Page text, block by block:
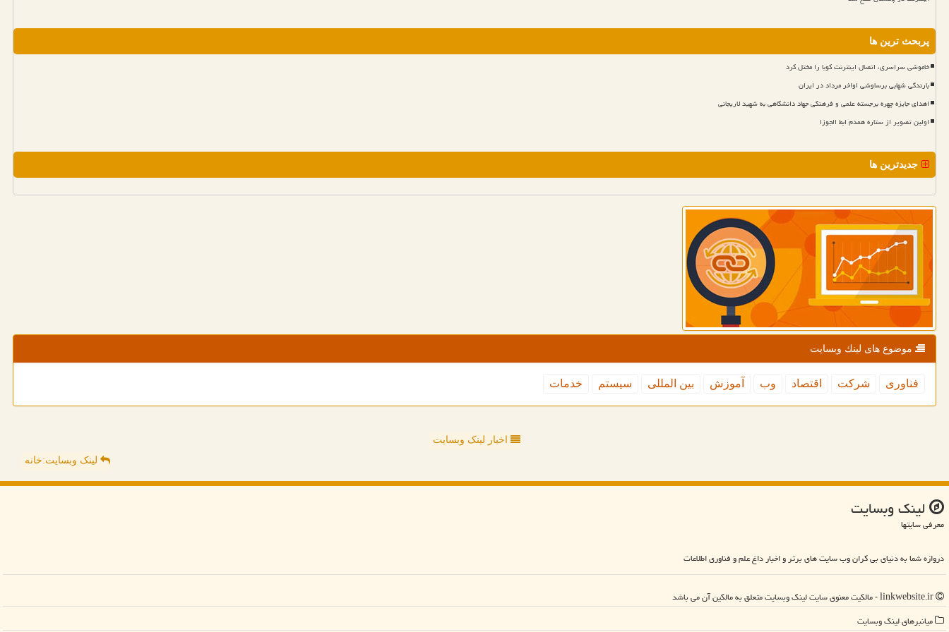
پربحث ترین ها
خاموشی سراسری، اتصال اینترنت کوبا را مختل کرد
بارندگی شهابی برساوشی اواخر مرداد در ایران
اهدای جایزه چهره برجسته علمی و فرهنگی جهاد دانشگاهی به شهید لاریجانی
اولین تصویر از ستاره همدم ابط الجوزا
جدیدترین ها
موضوع های لینك وبسایت
فناوری شركت اقتصاد وب آموزش بین المللی سیستم خدمات
اخبار لینک وبسایت
لینک وبسایت:خانه
لینك وبسایت
معرفی سایتها
دروازه شما به دنیای بی کران وب سایت های برتر و اخبار داغ علم و فناوری اطلاعات
میانبرهای لینك وبسایت